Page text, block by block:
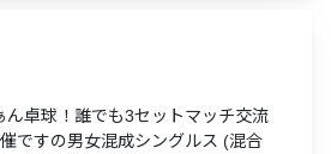
ん卓球！誰でも3セットマッチ交流
ですの男女混成シングルス (混合